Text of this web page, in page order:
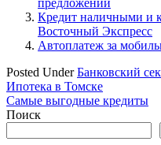
Кредит наличными и
Восточный Экспресс
Автоплатеж за
Posted UnderБанковский
Навигация
по
Ипотека в Томске
Самые выгодные кредиты
Поиск